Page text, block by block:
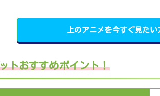
上のアニメを今すぐ見たい
トおすすめポイント！